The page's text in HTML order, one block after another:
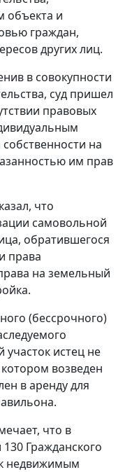
объекта и
граждан,
других лиц.
в совокупности
суд пришел
правовых
на
им прав
что
самовольной
обратившегося
права
на земельный
(бессрочного)
истец не
возведен
в аренду для
что в
130 Гражданского
недвижимым